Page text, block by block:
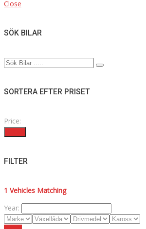
Close
SÖK BILAR
SORTERA EFTER PRISET
Price:
FILTER
1 Vehicles Matching
Year: